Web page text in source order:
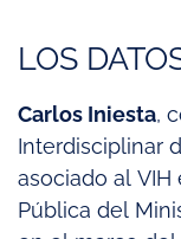
LOS
Carlos Iniesta,
Interdisciplinar
asociado al
Pública del